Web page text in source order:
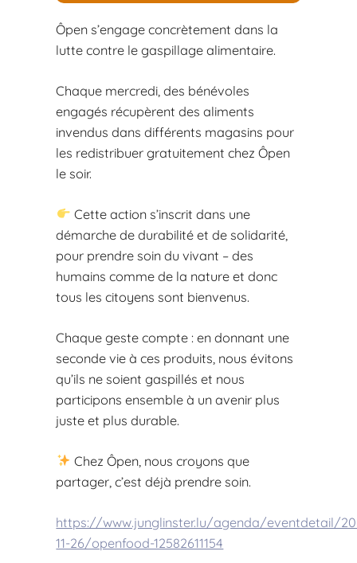
Ôpen s’engage concrètement dans la
lutte contre le gaspillage alimentaire.
Chaque mercredi, des bénévoles
engagés récupèrent des aliments
invendus dans différents magasins pour
les redistribuer gratuitement chez Ôpen
le soir.
Cette action s’inscrit dans une
démarche de durabilité et de solidarité,
pour prendre soin du vivant – des
humains comme de la nature et donc
tous les citoyens sont bienvenus.
Chaque geste compte : en donnant une
seconde vie à ces produits, nous évitons
qu’ils ne soient gaspillés et nous
participons ensemble à un avenir plus
juste et plus durable.
Chez Ôpen, nous croyons que
partager, c’est déjà prendre soin.
https://www.junglinster.lu/agenda/eventdetail/
11-26/openfood-12582611154